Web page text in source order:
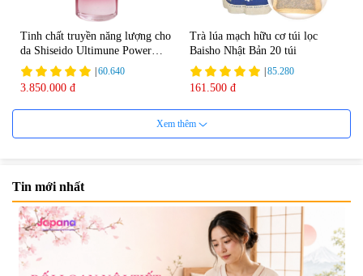
Tinh chất truyền năng lượng cho
da Shiseido Ultimune Power
75ml
60.640
3.850.000 đ
Trà lúa mạch hữu cơ túi lọc
Baisho Nhật Bản 20 túi
85.280
161.500 đ
Viên uống bổ não Ribeto Shoji
Ichoha Ekisu Plus - 90 viên
Viên nang uống cải thiện thị lực,
trí nhớ DHA + EPA + Flaxseed
Xem thêm
Tin mới nhất